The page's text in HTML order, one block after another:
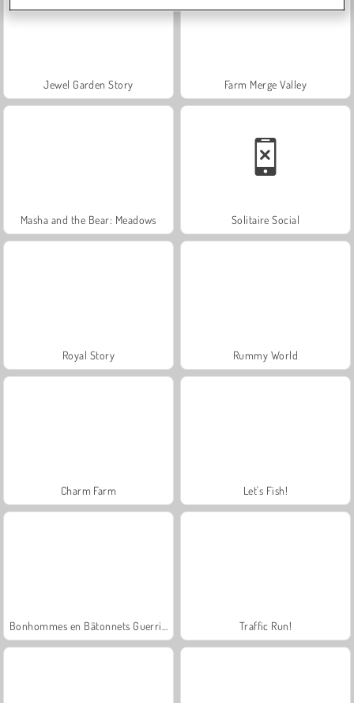
Jewel Garden Story Farm Merge Valley
Masha and the Bear: Meadows Solitaire Social
Royal Story Rummy World
Charm Farm Let's Fish!
Traffic Run!